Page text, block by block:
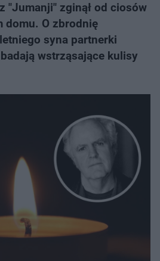
"Jumanji" zginął od ciosów
domu. O zbrodnię
syna partnerki
wstrząsające kulisy